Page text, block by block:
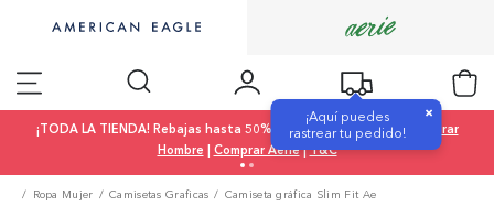
¡Aquí puedes
rastrear tu pedido!
×
¡TODA LA TIENDA! Rebajas hasta 50% OFF |Comprar Mujer|
Comprar
Hombre | Comprar Aerie|T&C
Ropa Mujer Camisetas Graficas Camiseta gráfica Slim Fit Ae